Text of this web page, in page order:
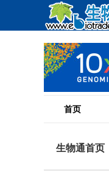
首页
生物通首页